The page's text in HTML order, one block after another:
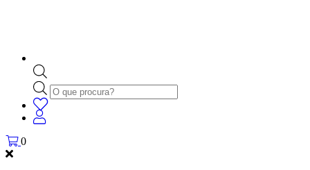
Products
search
0